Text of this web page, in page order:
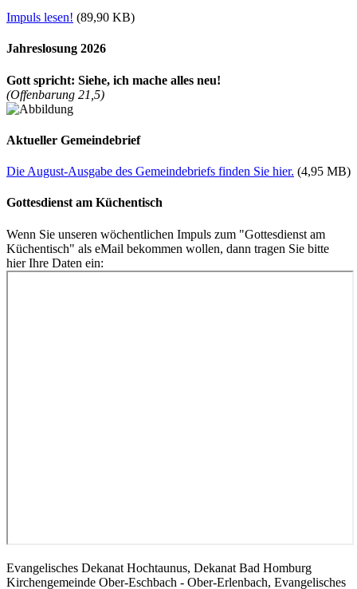
Impuls lesen! (89,90 KB)
Jahreslosung 2026
Gott spricht: Siehe, ich mache alles neu!
(Offenbarung 21,5)
Aktueller Gemeindebrief
Die August-Ausgabe des Gemeindebriefs finden Sie hier. (4,95 MB)
Gottesdienst am Küchentisch
Wenn Sie unseren wöchentlichen Impuls zum "Gottesdienst am
Küchentisch" als eMail bekommen wollen, dann tragen Sie bitte
hier Ihre Daten ein:
Evangelisches Dekanat Hochtaunus, Dekanat Bad Homburg
Kirchengemeinde Ober-Eschbach - Ober-Erlenbach, Evangelisches